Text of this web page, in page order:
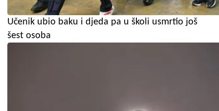
Učenik ubio baku i djeda pa u školi usmrtio još
šest osoba